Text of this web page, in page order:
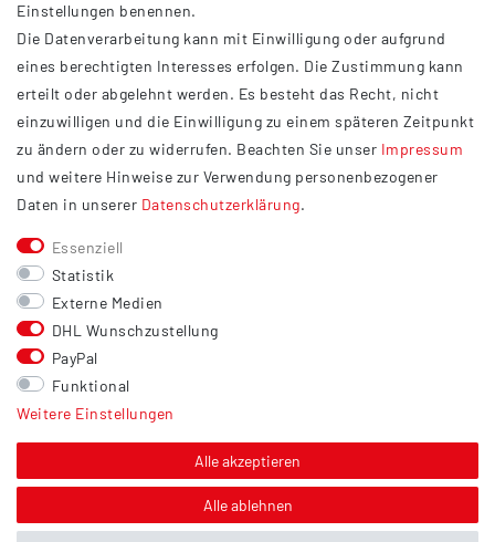
AGB
Impressum
Datenschutzerklärung
Widerrufsrecht
Barrierefreiheit
Service
Kontakt
Versand
Zahlung
Vertrag widerrufen
Sonstiges
Hinweis zur Entsorgung von Altbatterien & Altöl
Über uns
Einstellungen benennen.
Die Datenverarbeitung kann mit Einwilligung oder aufgrund
eines berechtigten Interesses erfolgen. Die Zustimmung kann
erteilt oder abgelehnt werden. Es besteht das Recht, nicht
einzuwilligen und die Einwilligung zu einem späteren Zeitpunkt
zu ändern oder zu widerrufen. Beachten Sie unser Impressum
und weitere Hinweise zur Verwendung personenbezogener
Daten in unserer Daten­schutz­erklärung.
Essenziell
Statistik
Externe Medien
DHL Wunschzustellung
PayPal
Funktional
Weitere Einstellungen
Alle akzeptieren
Alle ablehnen